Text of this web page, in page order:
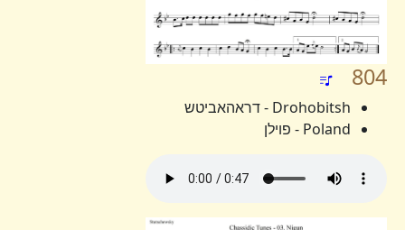
804
Drohobitsh - דראהאביטש
Poland - פוילן